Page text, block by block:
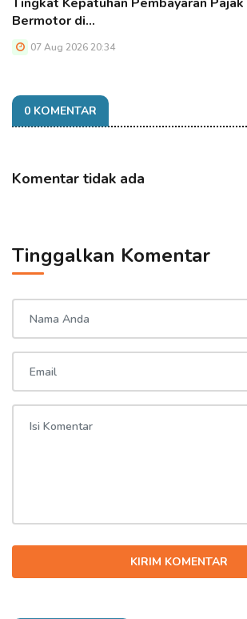
Bermotor di…
07 Aug 2026 20:34
0 KOMENTAR
Komentar tidak ada
Tinggalkan Komentar
KIRIM KOMENTAR